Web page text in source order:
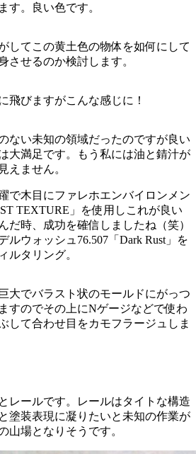
す。良い色です。
してこの黄土色の物体を如何にして
させるのか検討します。
飛びますがこんな感じに！
ない未知の領域だったのですが良い
大満足です。もう私には油と錆汁が
えません。
で木目にファレホエンバイロンメン
TEXTURE」を使用しこれが良い
だ時、成功を確信しましたね（笑）
ルウォッシュ76.507「Dark Rust」を
ルタリング。
大でバラスト状のモールドにがっつ
すのでその上にNゲージなどで使わ
して合わせ目をカモフラージュしま
レールです。レールはタイトな構造
塗装表現に凝りたいと未知の作業が
山場となりそうです。